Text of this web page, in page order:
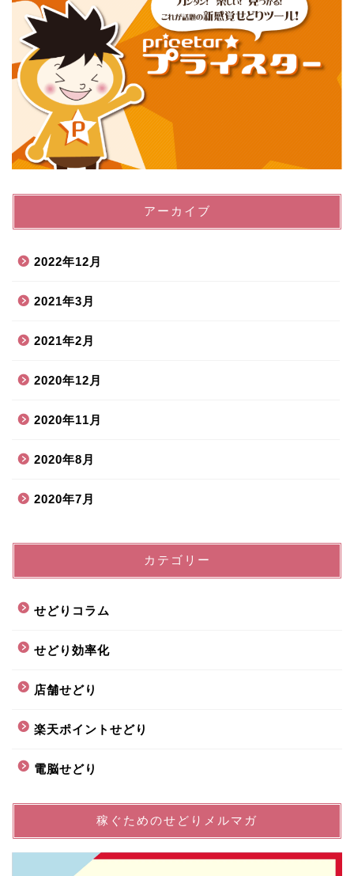
アーカイブ
2022年12月
2021年3月
2021年2月
2020年12月
2020年11月
2020年8月
2020年7月
カテゴリー
せどりコラム
せどり効率化
店舗せどり
楽天ポイントせどり
電脳せどり
稼ぐためのせどりメルマガ